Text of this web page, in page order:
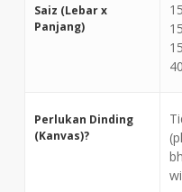
Saiz (Lebar x
Panjang)
Perlukan Dinding
(Kanvas)?